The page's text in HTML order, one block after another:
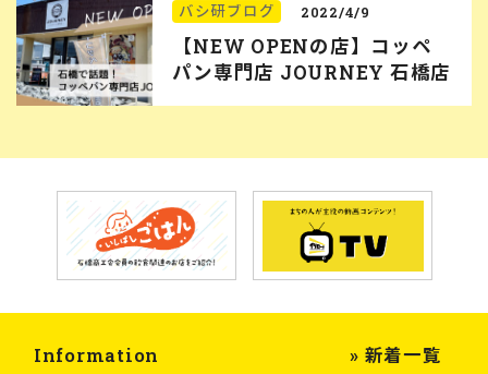
バシ研ブログ 2022/4/9
【NEW OPENの店】コッペ
パン専門店 JOURNEY 石橋店
Information » 新着一覧